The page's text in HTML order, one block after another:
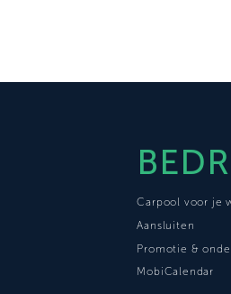
Carpool voor je
Aansluiten
Promotie &
MobiCalendar